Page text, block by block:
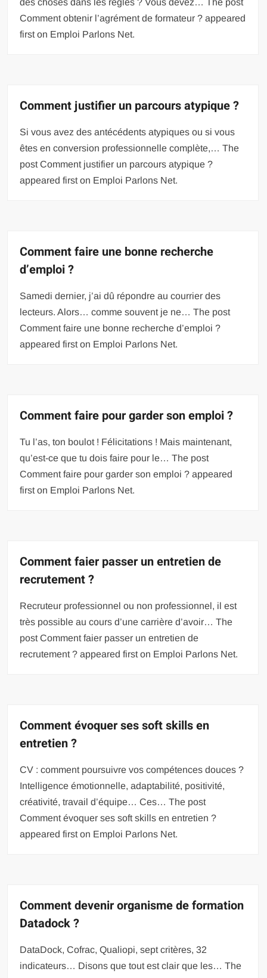
Comment obtenir l’agrément de formateur ? appeared
first on Emploi Parlons Net.
Comment justifier un parcours atypique ?
Si vous avez des antécédents atypiques ou si vous
êtes en conversion professionnelle complète,… The
post Comment justifier un parcours atypique ?
appeared first on Emploi Parlons Net.
Comment faire une bonne recherche
d’emploi ?
Samedi dernier, j’ai dû répondre au courrier des
lecteurs. Alors… comme souvent je ne… The post
Comment faire une bonne recherche d’emploi ?
appeared first on Emploi Parlons Net.
Comment faire pour garder son emploi ?
Tu l’as, ton boulot ! Félicitations ! Mais maintenant,
qu’est-ce que tu dois faire pour le… The post
Comment faire pour garder son emploi ? appeared
first on Emploi Parlons Net.
Comment faier passer un entretien de
recrutement ?
Recruteur professionnel ou non professionnel, il est
très possible au cours d’une carrière d’avoir… The
post Comment faier passer un entretien de
recrutement ? appeared first on Emploi Parlons Net.
Comment évoquer ses soft skills en
entretien ?
CV : comment poursuivre vos compétences douces ?
Intelligence émotionnelle, adaptabilité, positivité,
créativité, travail d’équipe… Ces… The post
Comment évoquer ses soft skills en entretien ?
appeared first on Emploi Parlons Net.
Comment devenir organisme de formation
Datadock ?
DataDock, Cofrac, Qualiopi, sept critères, 32
indicateurs… Disons que tout est clair que les… The